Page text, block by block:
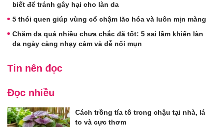
biết để tránh gây hại cho làn da
5 thói quen giúp vùng cổ chậm lão hóa và luôn mịn màng
Chăm da quá nhiều chưa chắc đã tốt: 5 sai lầm khiến làn
da ngày càng nhạy cảm và dễ nổi mụn
Tin nên đọc
Đọc nhiều
Cách trồng tía tô trong chậu tại nhà, lá
to và cực thơm